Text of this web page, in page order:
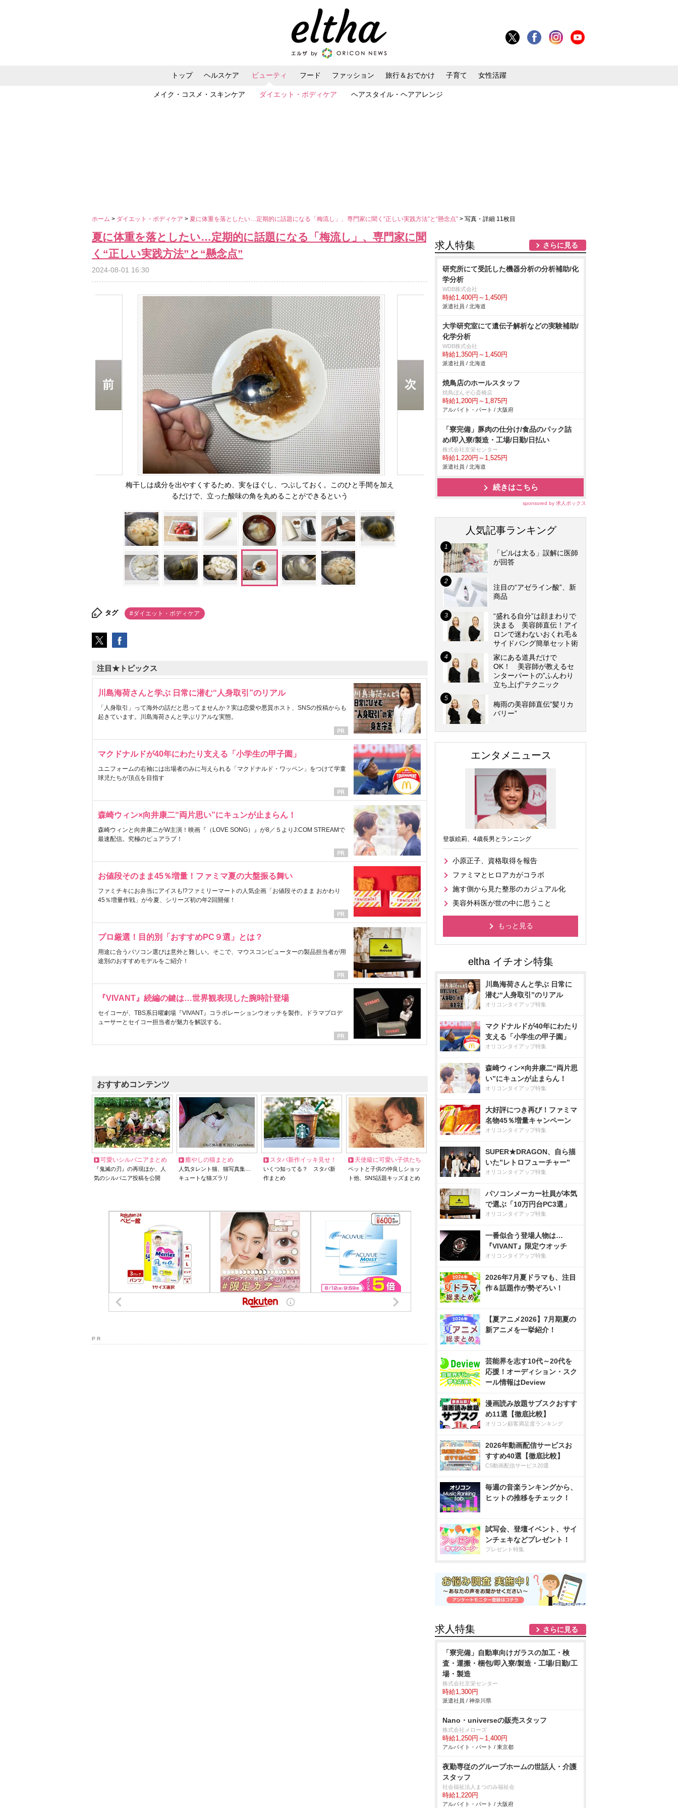
トップ ヘルスケア ビューティ
メイク・コスメ・スキンケア ダイエット・ボディケア ヘアスタイル・ヘアアレンジ
フード ファッション 旅行＆おでかけ 子育て 女性活躍
ホーム > ダイエット・ボディケア > 夏に体重を落としたい…定期的に話題になる「梅流し」、専門家に聞く“正しい実践方法”と“懸念点” > 写真・詳細 11枚目
夏に体重を落としたい…定期的に話題になる「梅流し」、専門家に聞
く“正しい実践方法”と“懸念点”
2024-08-01 16:30
梅干しは成分を出やすくするため、実をほぐし、つぶしておく。このひと手間を加え
るだけで、立った酸味の角を丸めることができるという
タグ #ダイエット・ボディケア
注目★トピックス
川島海荷さんと学ぶ 日常に潜む“人身取引”のリアル
「人身取引」って海外の話だと思ってませんか？実は恋愛や悪質ホスト、SNSの投稿からも
起きています。川島海荷さんと学ぶリアルな実態。
マクドナルドが40年にわたり支える「小学生の甲子園」
ユニフォームの右袖には出場者のみに与えられる「マクドナルド・ワッペン」をつけて学童
球児たちが頂点を目指す
森崎ウィン×向井康二“両片思い”にキュンが止まらん！
森崎ウィンと向井康二がW主演！映画『（LOVE SONG）』が8／５よりJ:COM STREAMで
最速配信。究極のピュアラブ！
お値段そのまま45％増量！ファミマ夏の大盤振る舞い
ファミチキにお弁当にアイスも!?ファミリーマートの人気企画「お値段そのまま おかわり
45％増量作戦」が今夏、シリーズ初の年2回開催！
プロ厳選！目的別「おすすめPC９選」とは？
用途に合うパソコン選びは意外と難しい。そこで、マウスコンピューターの製品担当者が用
途別のおすすめモデルをご紹介！
『VIVANT』続編の鍵は…世界観表現した腕時計登場
セイコーが、TBS系日曜劇場『VIVANT』コラボレーションウオッチを製作。ドラマプロデ
ューサーとセイコー担当者が魅力を解説する。
おすすめコンテンツ
可愛いシルバニアまとめ
『鬼滅の刃』の再現ほか、人
気のシルバニア投稿を公開
癒やしの猫まとめ
人気タレント猫、猫写真集…
キュートな猫ズラリ
スタバ新作イッキ見せ！
いくつ知ってる？ スタバ新
作まとめ
天使級に可愛い子供たち
ペットと子供の仲良しショッ
ト他、SNS話題キッズまとめ
P R
求人特集 さらに見る
研究所にて受託した機器分析の分析補助/化
学分析
WDB株式会社
時給1,400円～1,450円
派遣社員 / 北海道
大学研究室にて遺伝子解析などの実験補助/
化学分析
WDB株式会社
時給1,350円～1,450円
派遣社員 / 北海道
焼鳥店のホールスタッフ
焼鳥ぼんぞ心斎橋店
時給1,200円～1,875円
アルバイト・パート / 大阪府
「寮完備」豚肉の仕分け/食品のパック詰
め/即入寮/製造・工場/日勤/日払い
株式会社京栄センター
時給1,220円～1,525円
派遣社員 / 北海道
続きはこちら
sponsored by 求人ボックス
人気記事ランキング
「ピルは太る」誤解に医師
が回答
注目の“アゼライン酸”、新
商品
“盛れる自分”は顔まわりで
決まる 美容師直伝！アイ
ロンで迷わないおくれ毛＆
サイドバング簡単セット術
家にある道具だけで
OK！ 美容師が教えるセ
ンターパートの”ふんわり
立ち上げ”テクニック
梅雨の美容師直伝”髪リカ
バリー”
エンタメニュース
登坂絵莉、4歳長男とランニング
小原正子、資格取得を報告
ファミマとヒロアカがコラボ
施す側から見た整形のカジュアル化
美容外科医が世の中に思うこと
もっと見る
川島海荷さんと学ぶ 日常に
潜む“人身取引”のリアル
オリコンタイアップ特集
マクドナルドが40年にわたり
支える「小学生の甲子園」
オリコンタイアップ特集
森崎ウィン×向井康二“両片思
い”にキュンが止まらん！
オリコンタイアップ特集
大好評につき再び！ファミマ
名物45％増量キャンペーン
オリコンタイアップ特集
SUPER★DRAGON、自ら描
いた”レトロフューチャー”
オリコンタイアップ特集
パソコンメーカー社員が本気
で選ぶ「10万円台PC3選」
オリコンタイアップ特集
一番似合う登場人物は…
『VIVANT』限定ウオッチ
オリコンタイアップ特集
2026年7月夏ドラマも、注目
作＆話題作が勢ぞろい！
【夏アニメ2026】7月期夏の
新アニメを一挙紹介！
芸能界を志す10代～20代を
応援！オーディション・スク
ール情報はDeview
漫画読み放題サブスクおすす
め11選【徹底比較】
オリコン顧客満足度ランキング
2026年動画配信サービスお
すすめ40選【徹底比較】
CS動画配信サービス20選
毎週の音楽ランキングから、
ヒットの推移をチェック！
試写会、登壇イベント、サイ
ンチェキなどプレゼント！
プレゼント特集
求人特集 さらに見る
「寮完備」自動車向けガラスの加工・検
査・運搬・梱包/即入寮/製造・工場/日勤/工
場・製造
株式会社京栄センター
時給1,300円
派遣社員 / 神奈川県
Nano・universeの販売スタッフ
株式会社メローズ
時給1,250円～1,400円
アルバイト・パート / 東京都
夜勤専従のグループホームの世話人・介護
スタッフ
社会福祉法人まつのみ福祉会
時給1,220円
アルバイト・パート / 大阪府